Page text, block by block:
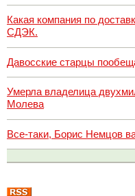
Какая компания по
СДЭК.
Давосские старцы
Умерла владелица
Молева
Все-таки, Борис Немцов